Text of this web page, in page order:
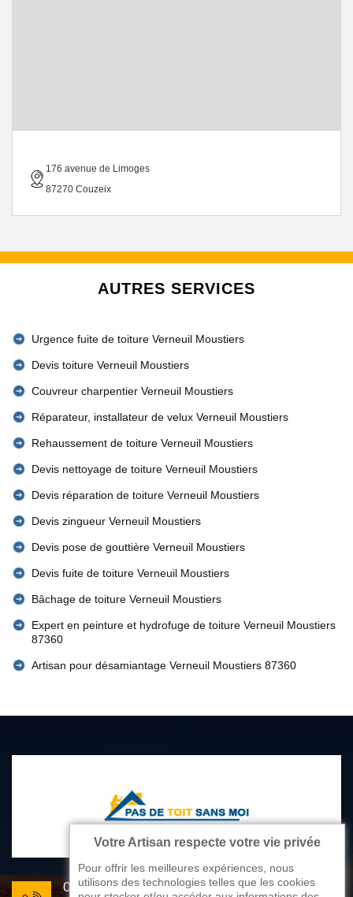
176 avenue de Limoges
87270 Couzeix
AUTRES SERVICES
Urgence fuite de toiture Verneuil Moustiers
Devis toiture Verneuil Moustiers
Couvreur charpentier Verneuil Moustiers
Réparateur, installateur de velux Verneuil Moustiers
Rehaussement de toiture Verneuil Moustiers
Devis nettoyage de toiture Verneuil Moustiers
Devis réparation de toiture Verneuil Moustiers
Devis zingueur Verneuil Moustiers
Devis pose de gouttière Verneuil Moustiers
Devis fuite de toiture Verneuil Moustiers
Bâchage de toiture Verneuil Moustiers
Expert en peinture et hydrofuge de toiture Verneuil Moustiers
87360
Artisan pour désamiantage Verneuil Moustiers 87360
05 33 06 22 81
Votre Artisan respecte votre vie privée
Pour offrir les meilleures expériences, nous
utilisons des technologies telles que les cookies